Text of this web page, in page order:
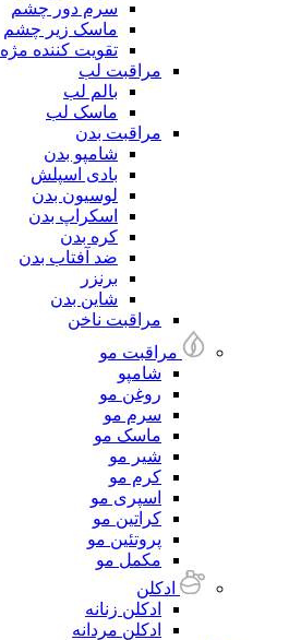
سرم دور چشم
ماسک زیر چشم
تقویت کننده مژه
مراقبت لب
بالم لب
ماسک لب
مراقبت بدن
شامپو بدن
بادی اسپلش
لوسیون بدن
اسکراپ بدن
کره بدن
ضد آفتاب بدن
برنزر
شاین بدن
مراقبت ناخن
مراقبت مو
شامپو
روغن مو
سرم مو
ماسک مو
شیر مو
کرم مو
اسپری مو
کراتین مو
پروتئین مو
مکمل مو
ادکلن
ادکلن زنانه
ادکلن مردانه